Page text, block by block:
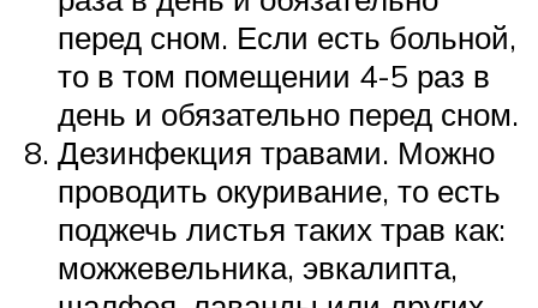
перед сном. Если есть больной,
то в том помещении 4-5 раз в
день и обязательно перед сном.
Дезинфекция травами. Можно
проводить окуривание, то есть
поджечь листья таких трав как:
можжевельника, эвкалипта,